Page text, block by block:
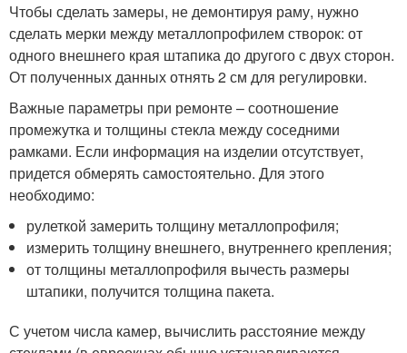
Чтобы сделать замеры, не демонтируя раму, нужно
сделать мерки между металлопрофилем створок: от
одного внешнего края штапика до другого с двух сторон.
От полученных данных отнять 2 см для регулировки.
Важные параметры при ремонте – соотношение
промежутка и толщины стекла между соседними
рамками. Если информация на изделии отсутствует,
придется обмерять самостоятельно. Для этого
необходимо:
рулеткой замерить толщину металлопрофиля;
измерить толщину внешнего, внутреннего крепления;
от толщины металлопрофиля вычесть размеры
штапики, получится толщина пакета.
С учетом числа камер, вычислить расстояние между